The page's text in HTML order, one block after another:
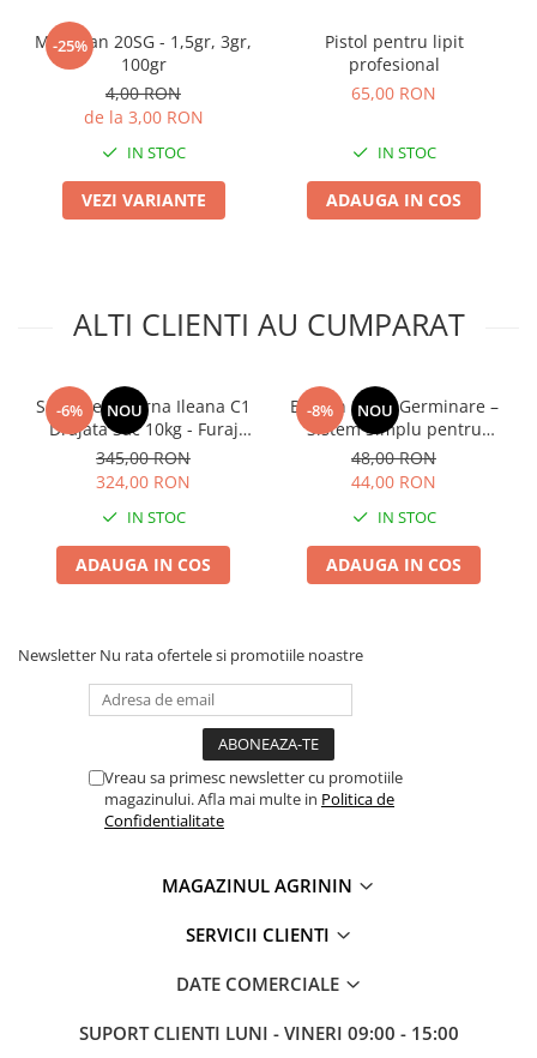
-25%
Mospilan 20SG - 1,5gr, 3gr,
100gr
4,00 RON
de la 3,00 RON
IN STOC
VEZI VARIANTE
Pistol pentru lipit
profesional
65,00 RON
IN STOC
ADAUGA IN COS
ALTI CLIENTI AU CUMPARAT
-6% NOU
Seminte Lucerna Ileana C1
Drajata Sac 10kg - Furaj
Premium de Inalta
Productivitate
345,00 RON
324,00 RON
IN STOC
ADAUGA IN COS
-8% NOU
Borcan Sticla Germinare –
Sistem Simplu pentru
Muguri si Microgreens
Acasa
48,00 RON
44,00 RON
IN STOC
ADAUGA IN COS
Newsletter Nu rata ofertele si promotiile noastre
Vreau sa primesc newsletter cu promotiile
magazinului. Afla mai multe in Politica de
Confidentialitate
MAGAZINUL AGRININ
SERVICII CLIENTI
DATE COMERCIALE
SUPORT CLIENTI LUNI - VINERI 09:00 - 15:00